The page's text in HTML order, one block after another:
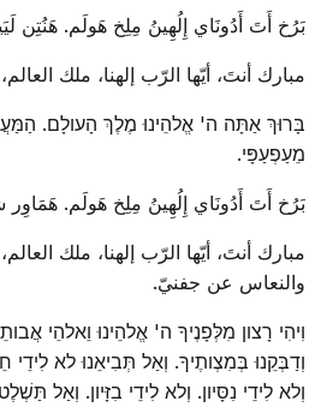
بَرُخ أَتَ أَدُونَاي إِلُهِينُ مِلِخ هَولَم. هَنُتِن
مبارك أنتَ، أيّها الرّب إلهنا، ملك
בָּרוּךְ אַתָּה ה' אֱלהֵינוּ מֶלֶךְ הָעולָם.
מֵעַפְעַפָּי.
بَرُخ أَتَ أَدُونَاي إِلُهِينُ مِلِخ هَولَم.
مبارك أنتَ، أيّها الرّب إلهنا، ملك
والنعاس عن جفنيّ.
וִיהִי רָצון מִלְּפָנֶיךָ ה' אֱלהֵינוּ וֵאלהֵי
וְדַבְּקֵנוּ בְּמִצְותֶיךָ. וְאַל תְּבִיאֵנוּ לא לִידֵי
וְלא לִידֵי נִסָּיון. וְלא לִידֵי בִזָּיון. וְאַל